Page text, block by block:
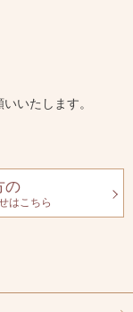
いたします。
の
はこちら